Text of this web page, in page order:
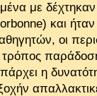
με
και
οι
η